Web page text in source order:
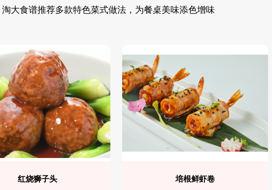
淘大食谱推荐多款特色菜式做法，为餐桌美味添色增味
红烧狮子头 培根鲜虾卷